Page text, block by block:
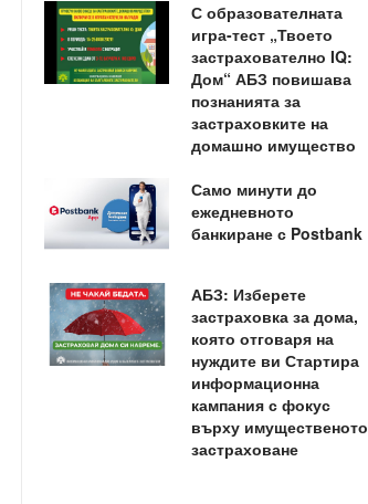
С образователната
игра-тест „Твоето
застрахователно IQ:
Дом“ АБЗ повишава
познанията за
застраховките на
домашно имущество
Само минути до
ежедневното
банкиране с Postbank
АБЗ: Изберете
застраховка за дома,
която отговаря на
нуждите ви Стартира
информационна
кампания с фокус
върху имущественото
застраховане